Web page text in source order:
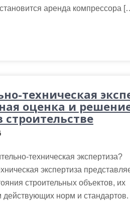
аренда компрессора
техническая
оценка и
строительстве
техническая экспертиза?
экспертиза
строительных объектов, их
действующих норм и